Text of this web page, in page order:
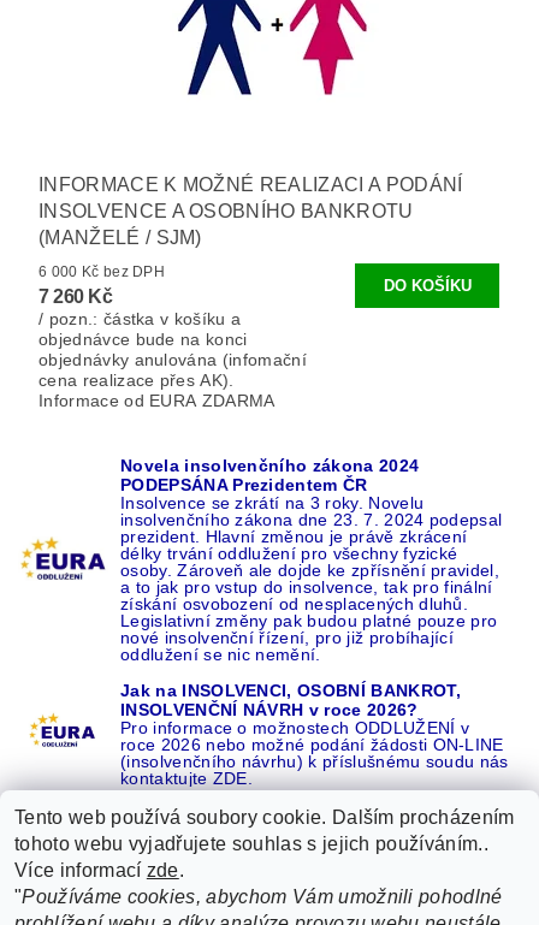
INFORMACE K MOŽNÉ REALIZACI A PODÁNÍ
INSOLVENCE A OSOBNÍHO BANKROTU
(MANŽELÉ / SJM)
6 000 Kč bez DPH
7 260 Kč
/ pozn.: částka v košíku a
objednávce bude na konci
objednávky anulována (infomační
cena realizace přes AK).
Informace od EURA ZDARMA
Novela insolvenčního zákona 2024
PODEPSÁNA Prezidentem ČR
Insolvence se zkrátí na 3 roky. Novelu
insolvenčního zákona dne 23. 7. 2024 podepsal
prezident. Hlavní změnou je právě zkrácení
délky trvání oddlužení pro všechny fyzické
osoby. Zároveň ale dojde ke zpřísnění pravidel,
a to jak pro vstup do insolvence, tak pro finální
získání osvobození od nesplacených dluhů.
Legislativní změny pak budou platné pouze pro
nové insolvenční řízení, pro již probíhající
oddlužení se nic nemění.
Jak na INSOLVENCI, OSOBNÍ BANKROT,
INSOLVENČNÍ NÁVRH v roce 2026?
Pro informace o možnostech ODDLUŽENÍ v
roce 2026 nebo možné podání žádosti ON-LINE
(insolvenčního návrhu) k příslušnému soudu nás
kontaktujte ZDE.
Recenze o NÁS na GOOGLE 16 let REFERENCÍ v celé ČR |
Recenze o NÁS na SEZNAMU |
Tento web používá soubory cookie. Dalším procházením
tohoto webu vyjadřujete souhlas s jejich používáním..
Více informací zde.
"Používáme cookies, abychom Vám umožnili pohodlné